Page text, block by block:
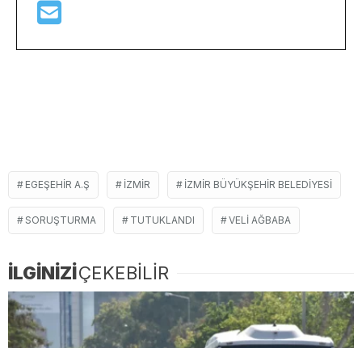
EGEŞEHIR A.Ş İZMIR İZMIR BÜYÜKŞEHIR BELEDIYESI
SORUŞTURMA TUTUKLANDI VELI AĞBABA
İLGİNİZİÇEKEBİLİR